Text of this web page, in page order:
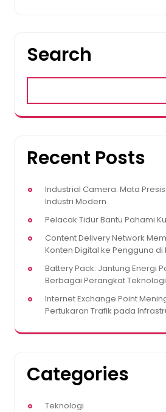
Search
Recent Posts
Industrial Camera: Mata
Industri Modern
Pelacak Tidur Bantu Pahami
Content Delivery Network
Konten Digital ke Pengguna di
Battery Pack: Jantung Energi
Berbagai Perangkat Teknologi
Internet Exchange Point
Pertukaran Trafik pada
Categories
Teknologi